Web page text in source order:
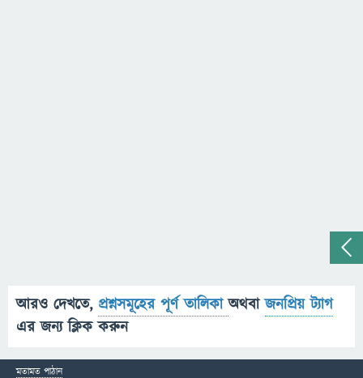
আরও দেখতে, প্রশ্নসমূহের পূর্ণ তালিকাঅথবাজনপ্রিয় ট্যাগ
এর জন্য ক্লিক করুন
মতামত পাঠান